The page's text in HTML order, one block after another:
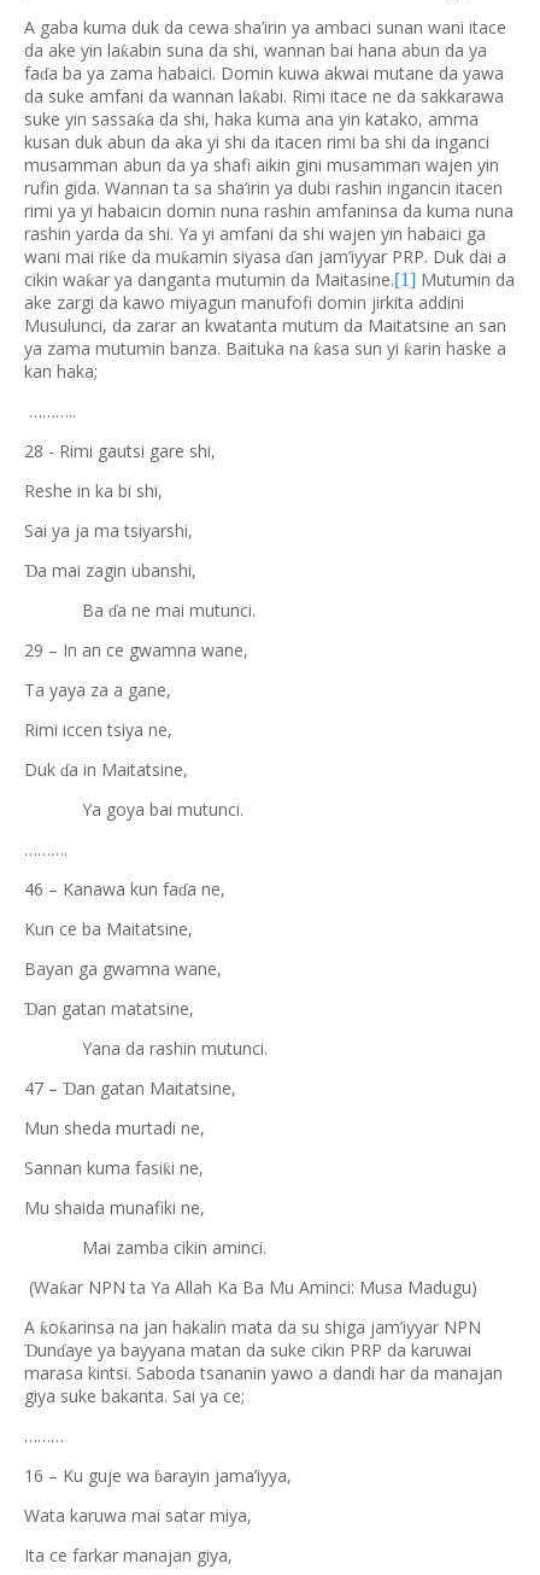
A gaba kuma duk da cewa sha’irin ya ambaci sunan wani itace
da ake yin laƙabin suna da shi, wannan bai hana abun da ya
faɗa ba ya zama habaici. Domin kuwa akwai mutane da yawa
da suke amfani da wannan laƙabi. Rimi itace ne da sakkarawa
suke yin sassaƙa da shi, haka kuma ana yin katako, amma
kusan duk abun da aka yi shi da itacen rimi ba shi da inganci
musamman abun da ya shafi aikin gini musamman wajen yin
rufin gida. Wannan ta sa sha’irin ya dubi rashin ingancin itacen
rimi ya yi habaicin domin nuna rashin amfaninsa da kuma nuna
rashin yarda da shi. Ya yi amfani da shi wajen yin habaici ga
wani mai riƙe da muƙamin siyasa ɗan jam’iyyar PRP. Duk dai a
cikin waƙar ya danganta mutumin da Maitasine.[1] Mutumin da
ake zargi da kawo miyagun manufofi domin jirkita addini
Musulunci, da zarar an kwatanta mutum da Maitatsine an san
ya zama mutumin banza. Baituka na ƙasa sun yi ƙarin haske a
kan haka;
………..
28 - Rimi gautsi gare shi,
Reshe in ka bi shi,
Sai ya ja ma tsiyarshi,
Ɗa mai zagin ubanshi,
Ba ɗa ne mai mutunci.
29 – In an ce gwamna wane,
Ta yaya za a gane,
Rimi iccen tsiya ne,
Duk ɗa in Maitatsine,
Ya goya bai mutunci.
……….
46 – Kanawa kun faɗa ne,
Kun ce ba Maitatsine,
Bayan ga gwamna wane,
Ɗan gatan matatsine,
Yana da rashin mutunci.
47 – Ɗan gatan Maitatsine,
Mun sheda murtadi ne,
Sannan kuma fasiƙi ne,
Mu shaida munafiki ne,
Mai zamba cikin aminci.
(Waƙar NPN ta Ya Allah Ka Ba Mu Aminci: Musa Madugu)
A ƙoƙarinsa na jan hakalin mata da su shiga jam’iyyar NPN
Ɗunɗaye ya bayyana matan da suke cikin PRP da karuwai
marasa kintsi. Saboda tsananin yawo a dandi har da manajan
giya suke bakanta. Sai ya ce;
………
16 – Ku guje wa ɓarayin jama’iyya,
Wata karuwa mai satar miya,
Ita ce farkar manajan giya,